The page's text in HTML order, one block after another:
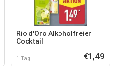
Rio d'Oro Alkoholfreier
Cocktail
1 Tag €1,49